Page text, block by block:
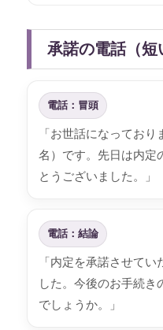
承諾の電話（短
電話：冒頭
「お世話になってお
名）です。先日は内定
とうございました。」
電話：結論
「内定を承諾させて
した。今後のお手続き
でしょうか。」